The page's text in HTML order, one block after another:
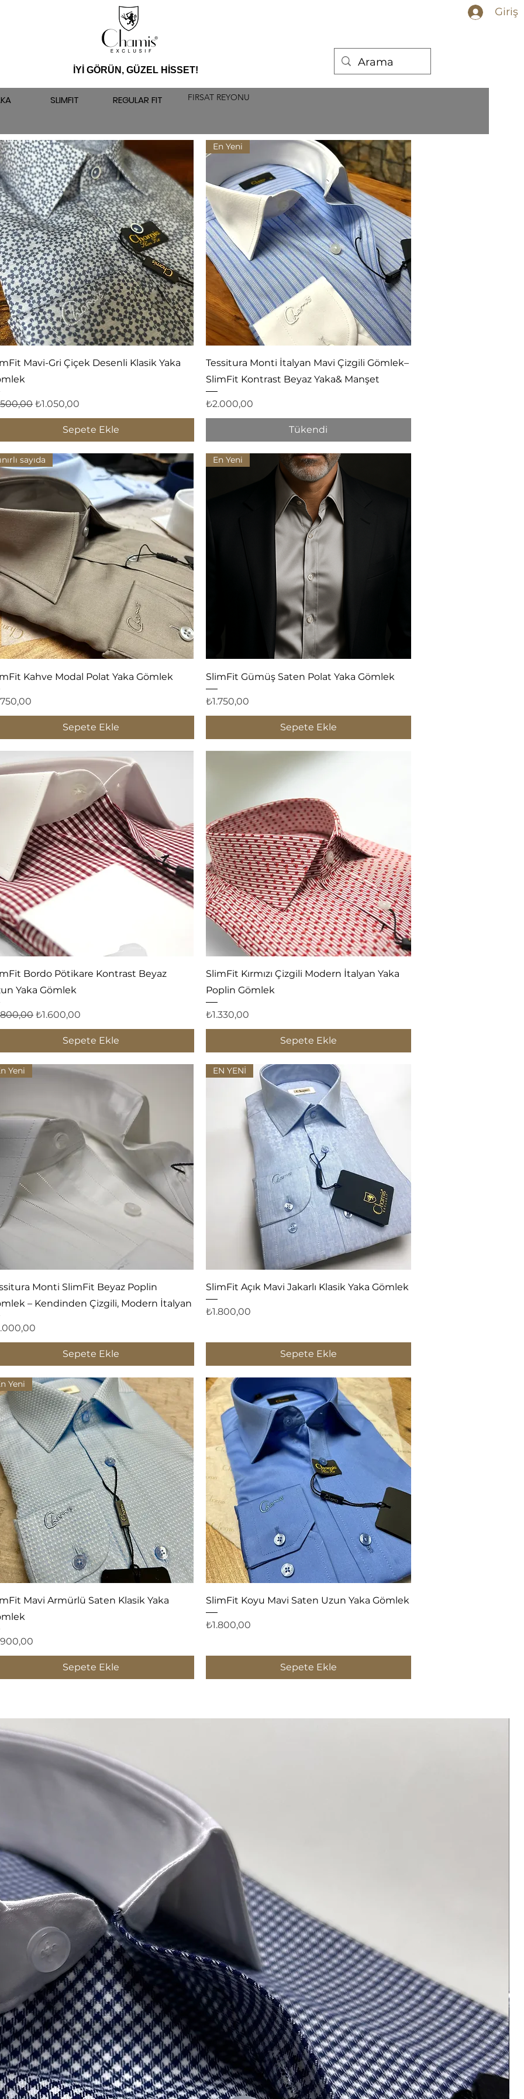
İYİ GÖRÜN, GÜZEL HİSSET!
Giriş
SLIMFIT REGULAR FIT FIRSAT REYONU
Hızlı Bakış
Mavi-Gri Çiçek Desenli Klasik Yaka
Fiyatİndirimli Fiyat
₺1.050,00
Sepete Ekle
Hızlı Bakış
En Yeni
Tessitura Monti İtalyan Mavi Çizgili Gömlek–
SlimFit Kontrast Beyaz Yaka& Manşet
Fiyat
₺2.000,00
Tükendi
Hızlı Bakış
sayıda
Kahve Modal Polat Yaka Gömlek
Sepete Ekle
Hızlı Bakış
En Yeni
SlimFit Gümüş Saten Polat Yaka Gömlek
Fiyat
₺1.750,00
Sepete Ekle
Hızlı Bakış
Bordo Pötikare Kontrast Beyaz
Yaka Gömlek
Fiyatİndirimli Fiyat
₺1.600,00
Sepete Ekle
Hızlı Bakış
SlimFit Kırmızı Çizgili Modern İtalyan Yaka
Poplin Gömlek
Fiyat
₺1.330,00
Sepete Ekle
Hızlı Bakış
Yeni
Monti SlimFit Beyaz Poplin
– Kendinden Çizgili, Modern İtalyan
Sepete Ekle
Hızlı Bakış
EN YENİ
SlimFit Açık Mavi Jakarlı Klasik Yaka Gömlek
Fiyat
₺1.800,00
Sepete Ekle
Hızlı Bakış
Yeni
Mavi Armürlü Saten Klasik Yaka
Sepete Ekle
Hızlı Bakış
SlimFit Koyu Mavi Saten Uzun Yaka Gömlek
Fiyat
₺1.800,00
Sepete Ekle